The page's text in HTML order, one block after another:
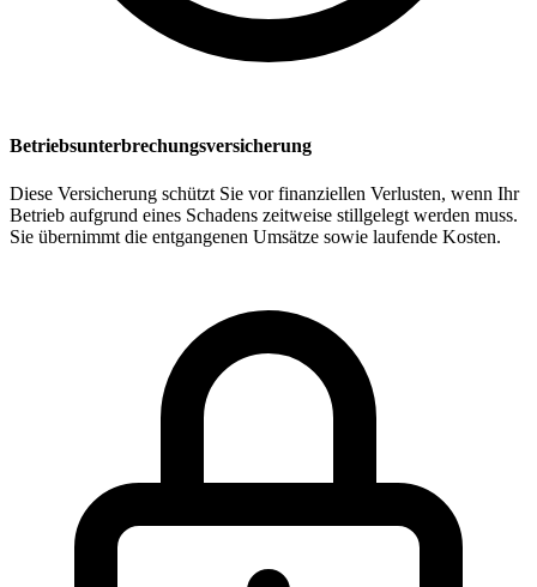
Betriebsunterbrechungsversicherung
Diese Versicherung schützt Sie vor finanziellen Verlusten, wenn Ihr
Betrieb aufgrund eines Schadens zeitweise stillgelegt werden muss.
Sie übernimmt die entgangenen Umsätze sowie laufende Kosten.